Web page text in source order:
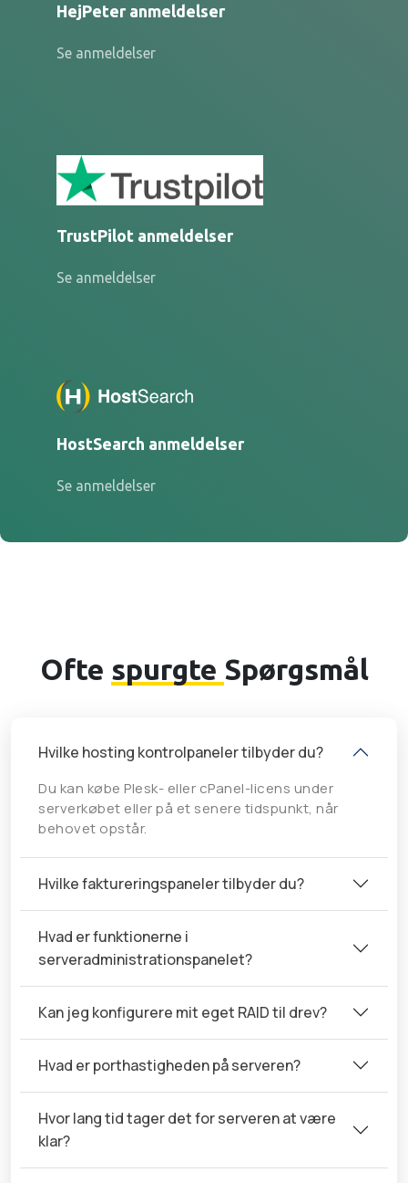
HejPeter anmeldelser
Se anmeldelser
TrustPilot anmeldelser
Se anmeldelser
HostSearch anmeldelser
Se anmeldelser
Ofte spurgte Spørgsmål
Hvilke hosting kontrolpaneler tilbyder du?
Du kan købe Plesk- eller cPanel-licens under
serverkøbet eller på et senere tidspunkt, når
behovet opstår.
Hvilke faktureringspaneler tilbyder du?
Hvad er funktionerne i
serveradministrationspanelet?
Kan jeg konfigurere mit eget RAID til drev?
Hvad er porthastigheden på serveren?
Hvor lang tid tager det for serveren at være
klar?